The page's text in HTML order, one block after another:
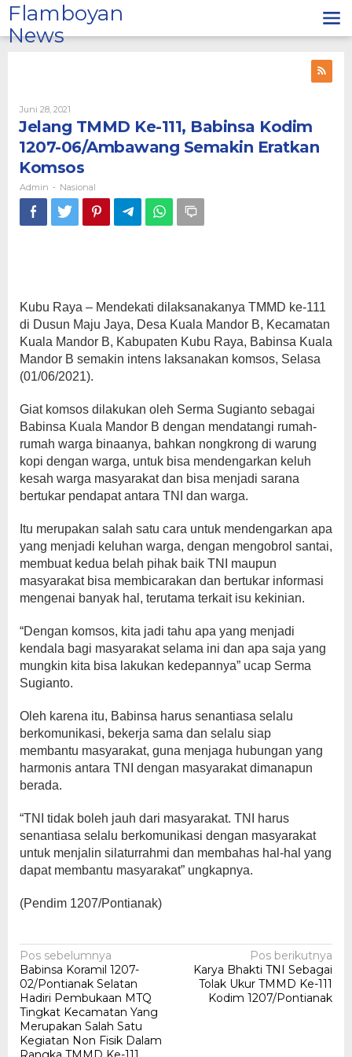
Lewati
ke
konten
Flamboyan
News
Juni 28, 2021
Admin
Jelang TMMD Ke-111, Babinsa Kodim
1207-06/Ambawang Semakin Eratkan
Komsos
Admin - Nasional
Kubu Raya – Mendekati dilaksanakanya TMMD ke-111
di Dusun Maju Jaya, Desa Kuala Mandor B, Kecamatan
Kuala Mandor B, Kabupaten Kubu Raya, Babinsa Kuala
Mandor B semakin intens laksanakan komsos, Selasa
(01/06/2021).
Giat komsos dilakukan oleh Serma Sugianto sebagai
Babinsa Kuala Mandor B dengan mendatangi rumah-
rumah warga binaanya, bahkan nongkrong di warung
kopi dengan warga, untuk bisa mendengarkan keluh
kesah warga masyarakat dan bisa menjadi sarana
bertukar pendapat antara TNI dan warga.
Itu merupakan salah satu cara untuk mendengarkan apa
yang menjadi keluhan warga, dengan mengobrol santai,
membuat kedua belah pihak baik TNI maupun
masyarakat bisa membicarakan dan bertukar informasi
mengenai banyak hal, terutama terkait isu kekinian.
“Dengan komsos, kita jadi tahu apa yang menjadi
kendala bagi masyarakat selama ini dan apa saja yang
mungkin kita bisa lakukan kedepannya” ucap Serma
Sugianto.
Oleh karena itu, Babinsa harus senantiasa selalu
berkomunikasi, bekerja sama dan selalu siap
membantu masyarakat, guna menjaga hubungan yang
harmonis antara TNI dengan masyarakat dimanapun
berada.
“TNI tidak boleh jauh dari masyarakat. TNI harus
senantiasa selalu berkomunikasi dengan masyarakat
untuk menjalin silaturrahmi dan membahas hal-hal yang
dapat membantu masyarakat” ungkapnya.
(Pendim 1207/Pontianak)
Navigasi
pos
Pos sebelumnya
Babinsa Koramil 1207-
02/Pontianak Selatan
Hadiri Pembukaan MTQ
Tingkat Kecamatan Yang
Merupakan Salah Satu
Kegiatan Non Fisik Dalam
Pos berikutnya
Karya Bhakti TNI Sebagai
Tolak Ukur TMMD Ke-111
Kodim 1207/Pontianak